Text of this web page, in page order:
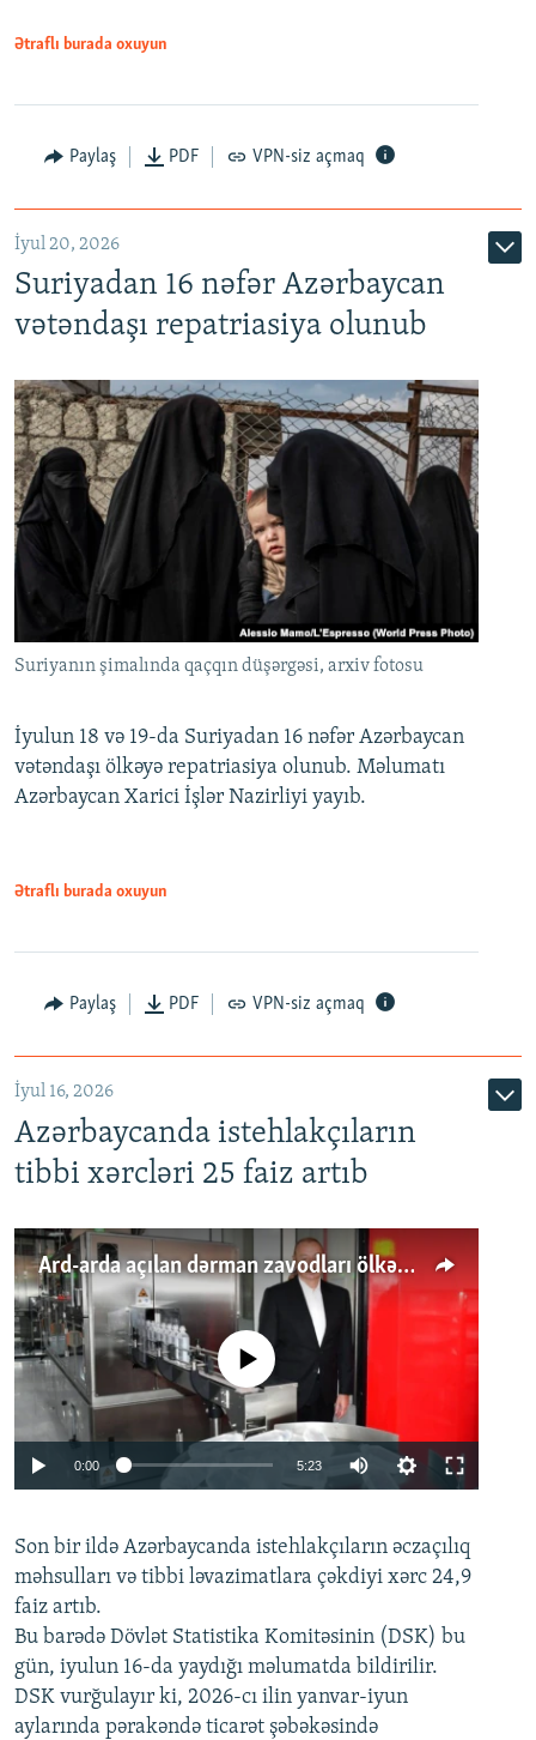
Auto
Ətraflı burada oxuyun
Paylaş PDF VPN-siz açmaq
İyul 20, 2026
Suriyadan 16 nəfər Azərbaycan
vətəndaşı repatriasiya olunub
Suriyanın şimalında qaçqın düşərgəsi, arxiv fotosu
İyulun 18 və 19-da Suriyadan 16 nəfər Azərbaycan
vətəndaşı ölkəyə repatriasiya olunub. Məlumatı
Azərbaycan Xarici İşlər Nazirliyi yayıb.
Ətraflı burada oxuyun
Paylaş PDF VPN-siz açmaq
İyul 16, 2026
Azərbaycanda istehlakçıların
tibbi xərcləri 25 faiz artıb
Ard-arda açılan dərman zavodları ölkənin tələbatını ödəyirmi?
Auto 240p 360p 480p
720p 1080p
No media source currently available
0:00 5:23
360p
480p
720p
1080p
Son bir ildə Azərbaycanda istehlakçıların əczaçılıq
məhsulları və tibbi ləvazimatlara çəkdiyi xərc 24,9
faiz artıb.
Bu barədə Dövlət Statistika Komitəsinin (DSK) bu
gün, iyulun 16-da yaydığı məlumatda bildirilir.
DSK vurğulayır ki, 2026-cı ilin yanvar-iyun
aylarında pərakəndə ticarət şəbəkəsində